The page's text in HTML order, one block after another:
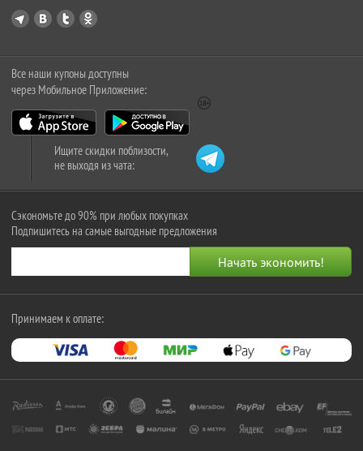
Все наши купоны доступны
через Мобильное Приложение:
Ищите скидки поблизости,
не выходя из чата:
Сэкономьте до 90% при любых покупках
Подпишитесь на самые выгодные предложения
Принимаем к оплате: